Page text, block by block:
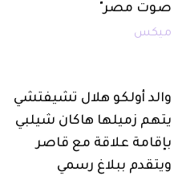
صوت مصر"
ميكس
والد أولكو هلال تشيفتشي
يتهم زميلها هاكان شيلبي
بإقامة علاقة مع قاصر
ويتقدم ببلاغ رسمي